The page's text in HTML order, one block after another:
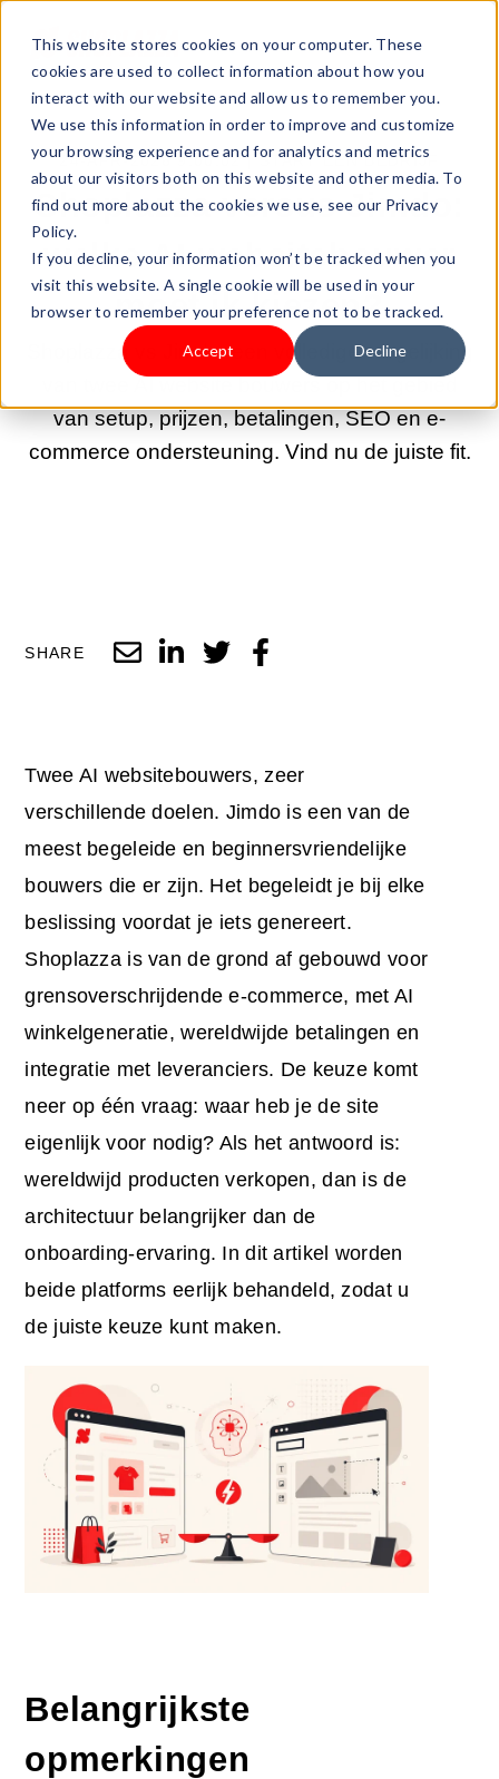
This website stores cookies on your computer. These
cookies are used to collect information about how you
interact with our website and allow us to remember you.
We use this information in order to improve and customize
your browsing experience and for analytics and metrics
about our visitors both on this website and other media. To
find out more about the cookies we use, see our Privacy
Policy.
If you decline, your information won’t be tracked when you
visit this website. A single cookie will be used in your
browser to remember your preference not to be tracked.
Accept Decline
24-APR-2026 9:00:02 | START EEN BEDRIJF
Shoplazza versus Jimdo:
welke AI-websitebouwer
moet ik kiezen?
Shoplazza vs Jimdo: een volledige vergelijking
van setup, prijzen, betalingen, SEO en e-
commerce ondersteuning. Vind nu de juiste fit.
SHARE
Twee AI websitebouwers, zeer
verschillende doelen. Jimdo is een van de
meest begeleide en beginnersvriendelijke
bouwers die er zijn. Het begeleidt je bij elke
beslissing voordat je iets genereert.
Shoplazza is van de grond af gebouwd voor
grensoverschrijdende e-commerce, met AI
winkelgeneratie, wereldwijde betalingen en
integratie met leveranciers. De keuze komt
neer op één vraag: waar heb je de site
eigenlijk voor nodig? Als het antwoord is:
wereldwijd producten verkopen, dan is de
architectuur belangrijker dan de
onboarding-ervaring. In dit artikel worden
beide platforms eerlijk behandeld, zodat u
de juiste keuze kunt maken.
Belangrijkste
opmerkingen